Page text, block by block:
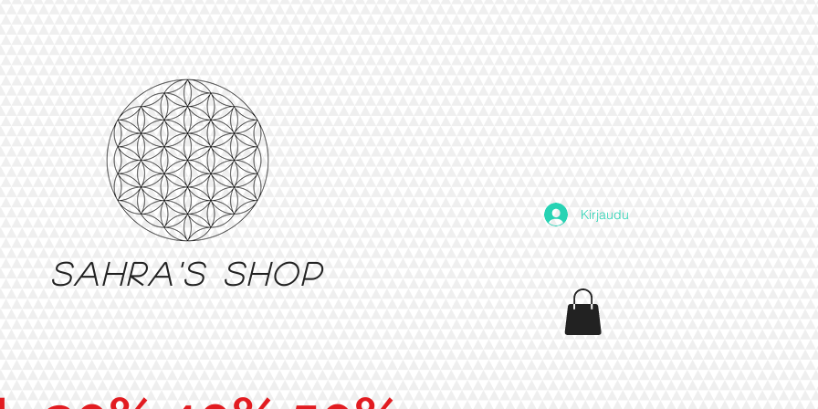
Kirjaudu
Sahra's shop